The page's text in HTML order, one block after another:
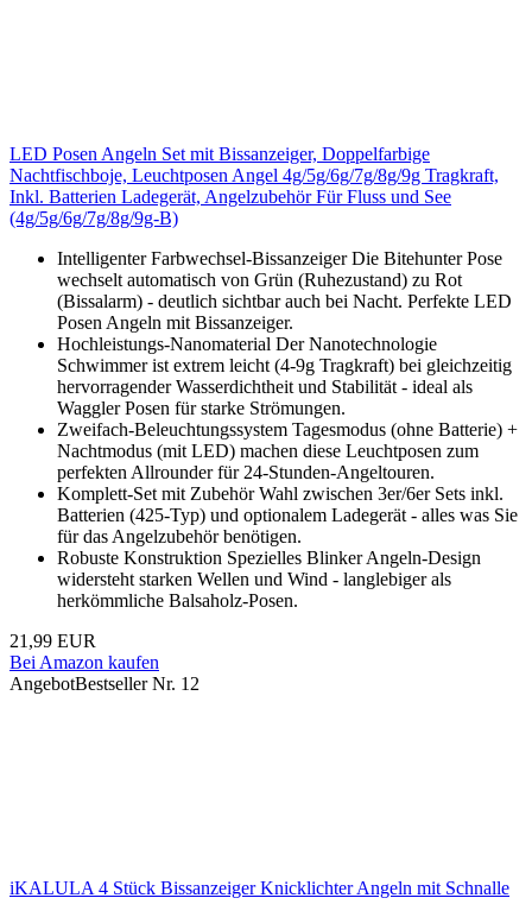
LED Posen Angeln Set mit Bissanzeiger, Doppelfarbige
Nachtfischboje, Leuchtposen Angel 4g/5g/6g/7g/8g/9g Tragkraft,
Inkl. Batterien Ladegerät, Angelzubehör Für Fluss und See
(4g/5g/6g/7g/8g/9g-B)
Intelligenter Farbwechsel-Bissanzeiger Die Bitehunter Pose
wechselt automatisch von Grün (Ruhezustand) zu Rot
(Bissalarm) - deutlich sichtbar auch bei Nacht. Perfekte LED
Posen Angeln mit Bissanzeiger.
Hochleistungs-Nanomaterial Der Nanotechnologie
Schwimmer ist extrem leicht (4-9g Tragkraft) bei gleichzeitig
hervorragender Wasserdichtheit und Stabilität - ideal als
Waggler Posen für starke Strömungen.
Zweifach-Beleuchtungssystem Tagesmodus (ohne Batterie) +
Nachtmodus (mit LED) machen diese Leuchtposen zum
perfekten Allrounder für 24-Stunden-Angeltouren.
Komplett-Set mit Zubehör Wahl zwischen 3er/6er Sets inkl.
Batterien (425-Typ) und optionalem Ladegerät - alles was Sie
für das Angelzubehör benötigen.
Robuste Konstruktion Spezielles Blinker Angeln-Design
widersteht starken Wellen und Wind - langlebiger als
herkömmliche Balsaholz-Posen.
21,99 EUR
Bei Amazon kaufen
AngebotBestseller Nr. 12
iKALULA 4 Stück Bissanzeiger Knicklichter Angeln mit Schnalle